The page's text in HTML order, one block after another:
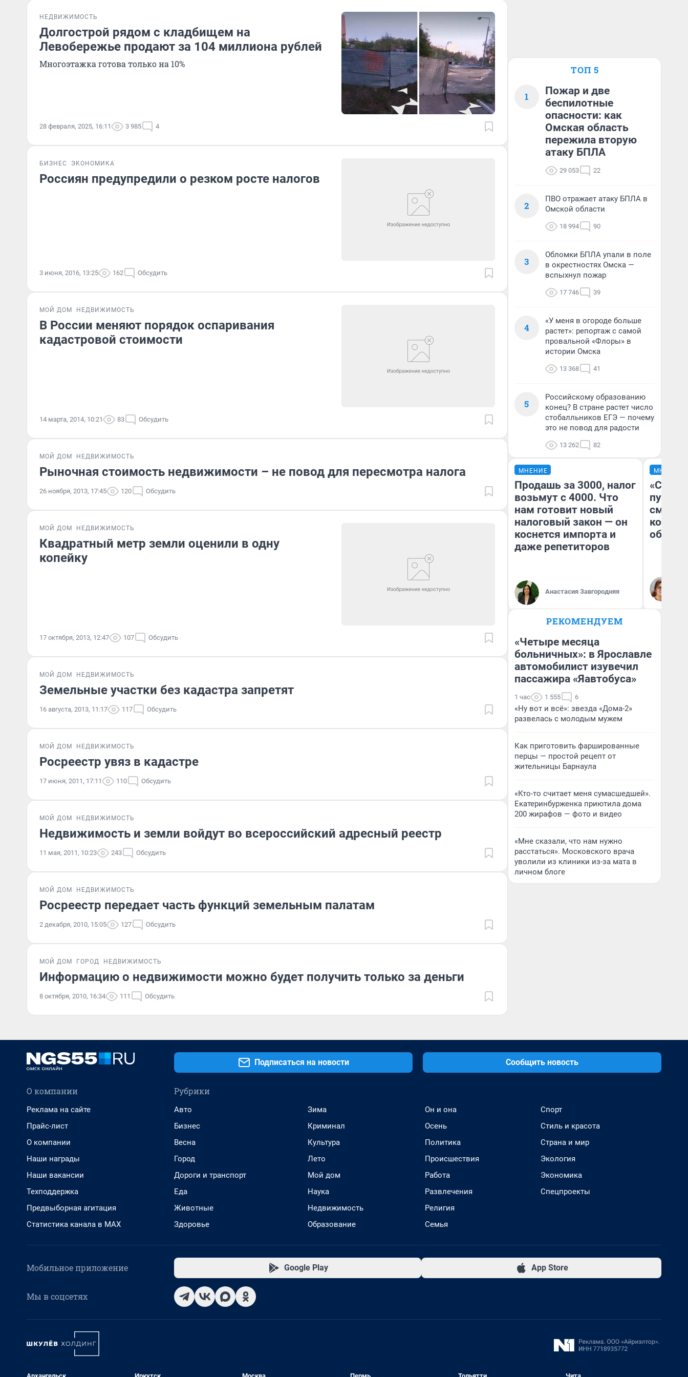
НЕДВИЖИМОСТЬ
Долгострой рядом с кладбищем на
Левобережье продают за 104 миллиона рублей
Многоэтажка готова только на 10%
28 февраля, 2025, 16:11 3 985 4
БИЗНЕС ЭКОНОМИКА
Россиян предупредили о резком росте налогов
3 июня, 2016, 13:25 162 Обсудить
МОЙ ДОМ НЕДВИЖИМОСТЬ
В России меняют порядок оспаривания
кадастровой стоимости
14 марта, 2014, 10:21 83 Обсудить
МОЙ ДОМ НЕДВИЖИМОСТЬ
Рыночная стоимость недвижимости – не повод для пересмотра налога
26 ноября, 2013, 17:45 120 Обсудить
МОЙ ДОМ НЕДВИЖИМОСТЬ
Квадратный метр земли оценили в одну
копейку
17 октября, 2013, 12:47 107 Обсудить
МОЙ ДОМ НЕДВИЖИМОСТЬ
Земельные участки без кадастра запретят
16 августа, 2013, 11:17 117 Обсудить
МОЙ ДОМ НЕДВИЖИМОСТЬ
Росреестр увяз в кадастре
17 июня, 2011, 17:11 110 Обсудить
МОЙ ДОМ НЕДВИЖИМОСТЬ
Недвижимость и земли войдут во всероссийский адресный реестр
11 мая, 2011, 10:23 243 Обсудить
МОЙ ДОМ НЕДВИЖИМОСТЬ
Росреестр передает часть функций земельным палатам
2 декабря, 2010, 15:05 127 Обсудить
МОЙ ДОМ ГОРОД НЕДВИЖИМОСТЬ
Информацию о недвижимости можно будет получить только за деньги
8 октября, 2010, 16:34 111 Обсудить
ТОП 5
1
Пожар и две
беспилотные
опасности: как
Омская область
пережила вторую
атаку БПЛА
29 053 22
2
ПВО отражает атаку БПЛА в
Омской области
18 994 90
3
Обломки БПЛА упали в поле
в окрестностях Омска —
вспыхнул пожар
17 746 39
4
«У меня в огороде больше
растет»: репортаж с самой
провальной «Флоры» в
истории Омска
13 368 41
5
Российскому образованию
конец? В стране растет число
стобалльников ЕГЭ — почему
это не повод для радости
13 262 82
МНЕНИЕ
Продашь за 3000, налог
возьмут с 4000. Что
нам готовит новый
налоговый закон — он
коснется импорта и
даже репетиторов
Анастасия Завгородняя
МНЕНИЕ
РЕКОМЕНДУЕМ
«Четыре месяца
больничных»: в Ярославле
автомобилист изувечил
пассажира «Яавтобуса»
1 час 1 555 6
«Ну вот и всё»: звезда «Дома-2»
развелась с молодым мужем
Как приготовить фаршированные
перцы — простой рецепт от
жительницы Барнаула
«Кто-то считает меня сумасшедшей».
Екатеринбурженка приютила дома
200 жирафов — фото и видео
«Мне сказали, что нам нужно
расстаться». Московского врача
уволили из клиники из-за мата в
личном блоге
Подписаться на новости Сообщить новость
О компании
Реклама на сайте
Прайс-лист
О компании
Наши награды
Наши вакансии
Техподдержка
Предвыборная агитация
Статистика канала в MAX
Рубрики
Авто
Бизнес
Весна
Город
Дороги и транспорт
Еда
Животные
Здоровье
Зима
Криминал
Культура
Лето
Мой дом
Наука
Недвижимость
Образование
Он и она
Осень
Политика
Происшествия
Работа
Развлечения
Религия
Семья
Спорт
Стиль и красота
Страна и мир
Экология
Экономика
Спецпроекты
Мобильное приложение Google Play App Store
Мы в соцсетях